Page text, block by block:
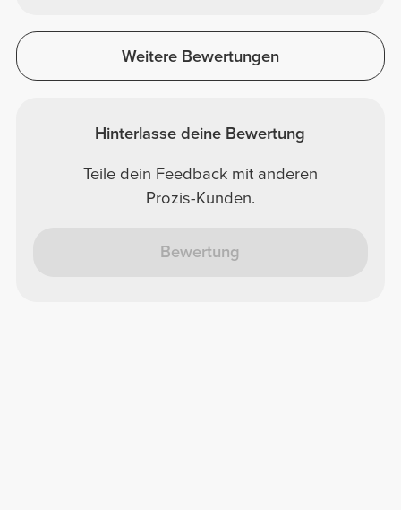
Weitere Bewertungen
Hinterlasse deine Bewertung
Teile dein Feedback mit anderen
Prozis-Kunden.
Bewertung